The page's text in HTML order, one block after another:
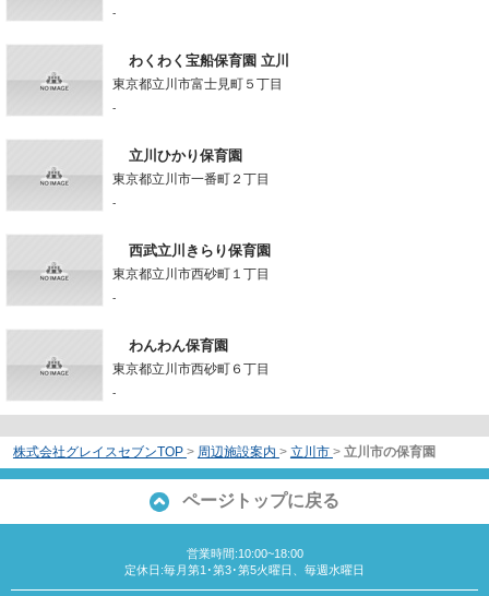
-
わくわく宝船保育園 立川
東京都立川市富士見町５丁目
-
立川ひかり保育園
東京都立川市一番町２丁目
-
西武立川きらり保育園
東京都立川市西砂町１丁目
-
わんわん保育園
東京都立川市西砂町６丁目
-
株式会社グレイスセブンTOP > 周辺施設案内 > 立川市 > 立川市の保育園
ページトップに戻る
営業時間:10:00~18:00
定休日:毎月第1･第3･第5火曜日、毎週水曜日